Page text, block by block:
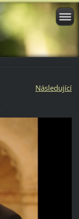
Následující